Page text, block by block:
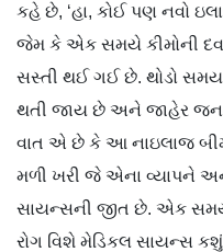
કહે છે, ‘હા, કોઈ પણ નવો
જેમ કે એક સમયે કીમોની
સસ્તી થઈ ગઈ છે. થોડો
થતી જાય છે અને જાહેર
વાત એ છે કે આ નાઇલાજ
મળી ખરી જે એના વ્યાપને
સાયન્સની જીત છે. એક
રોગ વિશે મેડિકલ સાયન્સ